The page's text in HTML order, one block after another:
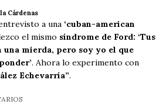
Cárdenas
a una ‘cuban-american
el mismo síndrome de Ford: ‘Tus
una mierda, pero soy yo el que
. Ahora lo experimento con
Echevarría”.